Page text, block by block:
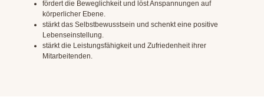
fördert die Beweglichkeit und löst Anspannungen auf
körperlicher Ebene.
stärkt das Selbstbewusstsein und schenkt eine positive
Lebenseinstellung.
stärkt die Leistungsfähigkeit und Zufriedenheit ihrer
Mitarbeitenden.